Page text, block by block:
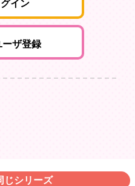
グイン
ーザ登録
じシリーズ